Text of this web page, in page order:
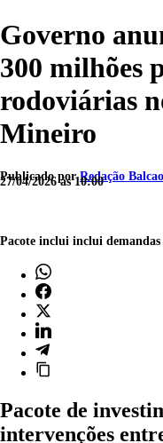
Governo
300 milhões
rodoviárias
Mineiro
Publicado porRedação
27/04/2026 às 10:00
Pacote inclui inclui
Pacote de
intervenções